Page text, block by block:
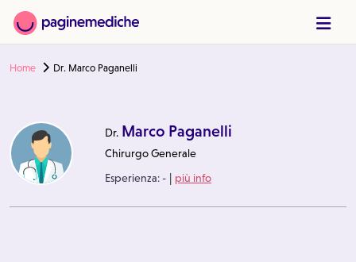
Home Dr. Marco Paganelli
Dr. Marco Paganelli
Chirurgo Generale
Esperienza:- | più info